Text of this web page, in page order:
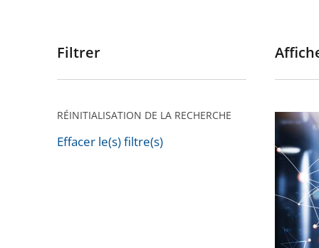
Passer
pour
après
Filtrer
RÉINITIALISATION DE LA RECHERCHE
Effacer le(s) filtre(s)
dans
pour
un